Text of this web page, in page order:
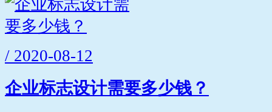
/ 2020-08-12
企业标志设计需要多少钱？